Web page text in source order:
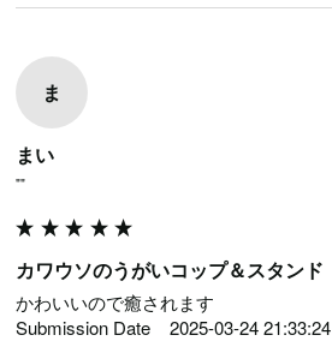
ま
まい
""
カワウソのうがいコップ＆スタンド
かわいいので癒されます
Submission Date	2025-03-24 21:33:24